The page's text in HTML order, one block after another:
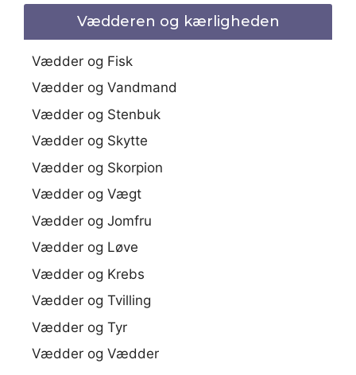
Vædderen og kærligheden
Vædder og Fisk
Vædder og Vandmand
Vædder og Stenbuk
Vædder og Skytte
Vædder og Skorpion
Vædder og Vægt
Vædder og Jomfru
Vædder og Løve
Vædder og Krebs
Vædder og Tvilling
Vædder og Tyr
Vædder og Vædder